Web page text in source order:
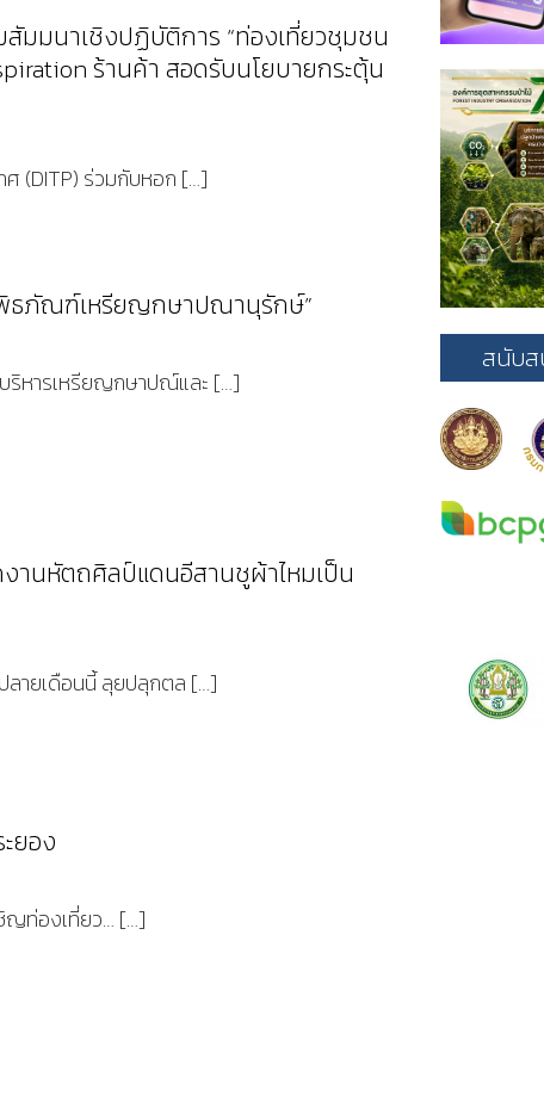
มมนาเชิงปฏิบัติการ “ท่องเที่ยวชุมชน
ร้านค้า สอดรับนโยบายกระตุ้น
ศ (DITP) ร่วมกับหอก […]
ธภัณฑ์เหรียญกษาปณานุรักษ์”
ริหารเหรียญกษาปณ์และ […]
นหัตถศิลป์แดนอีสานชูผ้าไหมเป็น
ลายเดือนนี้ ลุยปลุกตล […]
ยอง
ญท่องเที่ยว… […]
สนับส